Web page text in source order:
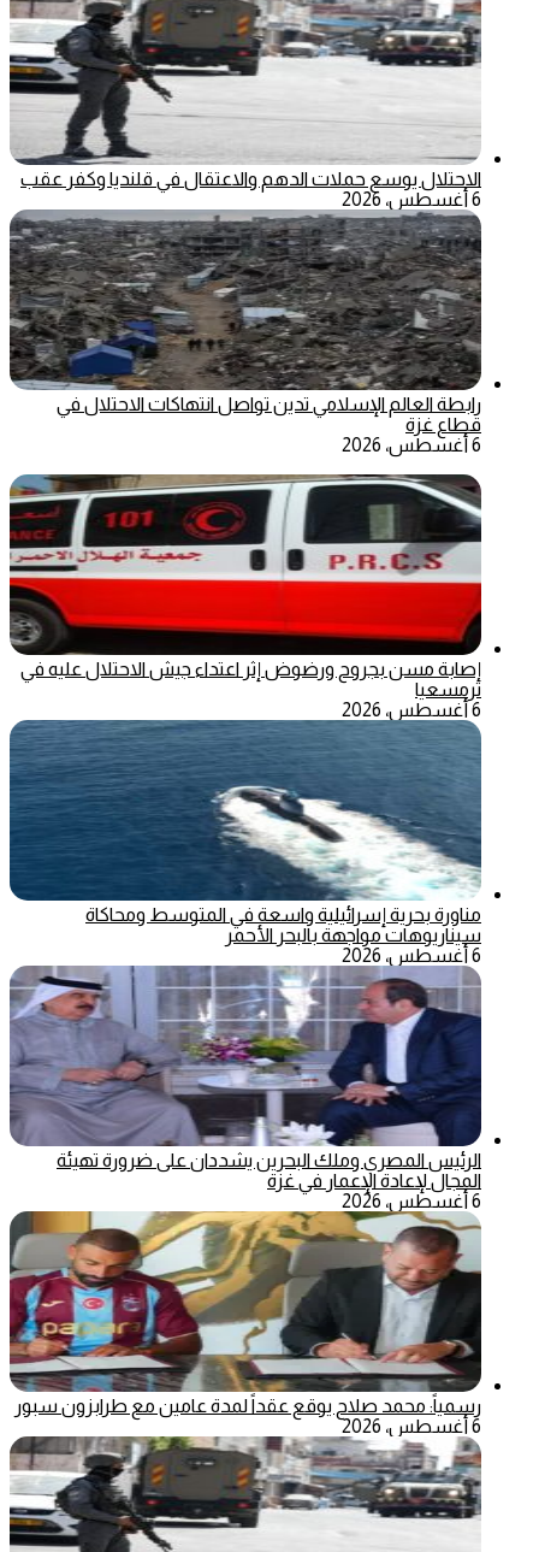
الاحتلال يوسع حملات الدهم والاعتقال في قلنديا وكفر عقب
6 أغسطس، 2026
رابطة العالم الإسلامي تدين تواصل انتهاكات الاحتلال في
قطاع غزة
6 أغسطس، 2026
إصابة مسن بجروح ورضوض إثر اعتداء جيش الاحتلال عليه في
ترمسعيا
6 أغسطس، 2026
مناورة بحرية إسرائيلية واسعة في المتوسط ومحاكاة
سيناريوهات مواجهة بالبحر الأحمر
6 أغسطس، 2026
الرئيس المصري وملك البحرين يشددان على ضرورة تهيئة
المجال لإعادة الإعمار في غزة
6 أغسطس، 2026
رسمياً: محمد صلاح يوقع عقداً لمدة عامين مع طرابزون سبور
6 أغسطس، 2026